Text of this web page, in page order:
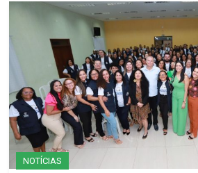
NOTÍCIAS